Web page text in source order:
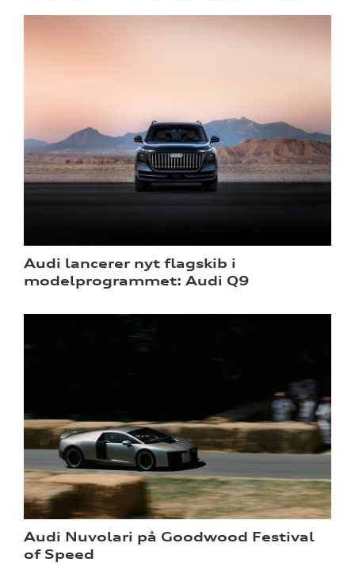
Audi lancerer nyt flagskib i
modelprogrammet: Audi Q9
Audi Nuvolari på Goodwood Festival
of Speed